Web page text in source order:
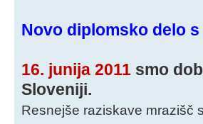
Novo diplomsko delo
16. junija 2011 smo
Sloveniji.
Resnejše raziskave mrazišč